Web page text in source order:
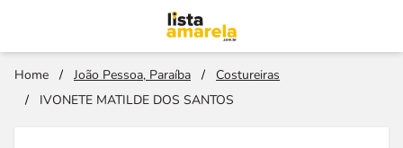
Home / João Pessoa, Paraíba /
Costureiras
/
IVONETE MATILDE DOS SANTOS